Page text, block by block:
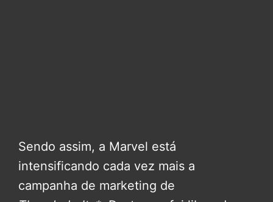
Sendo assim, a Marvel está
intensificando cada vez mais a
campanha de marketing de